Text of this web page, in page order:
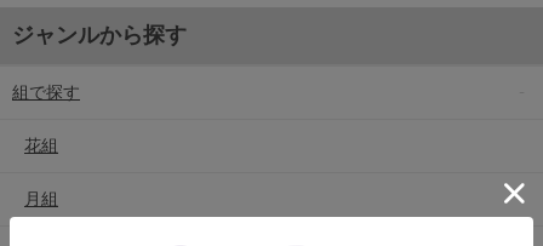
ジャンルから探す
組で探す
花組
月組